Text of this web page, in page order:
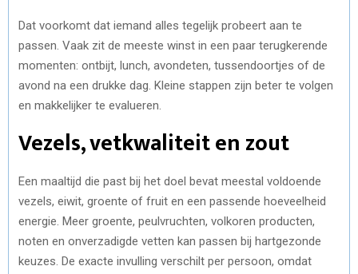
Dat voorkomt dat iemand alles tegelijk probeert aan te
passen. Vaak zit de meeste winst in een paar terugkerende
momenten: ontbijt, lunch, avondeten, tussendoortjes of de
avond na een drukke dag. Kleine stappen zijn beter te volgen
en makkelijker te evalueren.
Vezels, vetkwaliteit en zout
Een maaltijd die past bij het doel bevat meestal voldoende
vezels, eiwit, groente of fruit en een passende hoeveelheid
energie. Meer groente, peulvruchten, volkoren producten,
noten en onverzadigde vetten kan passen bij hartgezonde
keuzes. De exacte invulling verschilt per persoon, omdat